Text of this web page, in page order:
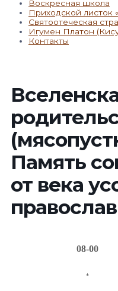
Воскресная школа
Приходской
Святоотеческая
Игумен Платон
Контакты
Память
от века
08-00
*